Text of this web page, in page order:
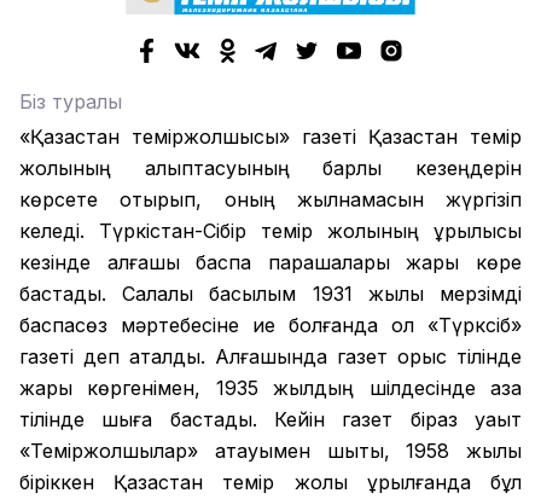
Біз туралы
«Қазақстан теміржолшысы» газеті Қазақстан темір
жолының қалыптасуының барлық кезеңдерін
көрсете отырып, оның жылнамасын жүргізіп
келеді. Түркістан-Сібір темір жолының құрылысы
кезінде алғашқы баспа парақшалары жарық көре
бастады. Салалық басылым 1931 жылы мерзімді
баспасөз мәртебесіне ие болғанда ол «Түрксіб»
газеті деп аталды. Алғашында газет орыс тілінде
жарық көргенімен, 1935 жылдың шілдесінде қазақ
тілінде шыға бастады. Кейін газет біраз уақыт
«Теміржолшылар» атауымен шықты, 1958 жылы
біріккен Қазақстан темір жолы құрылғанда бұл